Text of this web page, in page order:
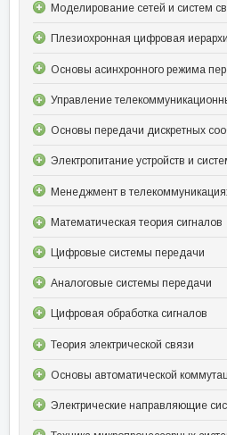
Моделирование сетей и систем
Плезиохронная цифровая
Основы асинхронного режима
Управление
Основы передачи дискретных
Электропитание устройств и
Менеджмент в
Математическая теория сигналов
Цифровые системы передачи
Аналоговые системы передачи
Цифровая обработка сигналов
Теория электрической связи
Основы автоматической
Электрические направляющие